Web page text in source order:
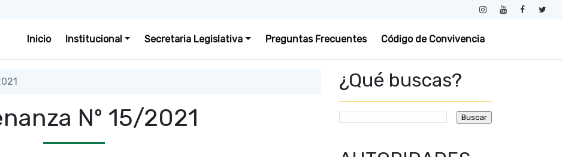
Inicio Institucional Secretaria Legislativa Preguntas Frecuentes Código de Convivencia
Nº 15/2021
¿Qué buscas?